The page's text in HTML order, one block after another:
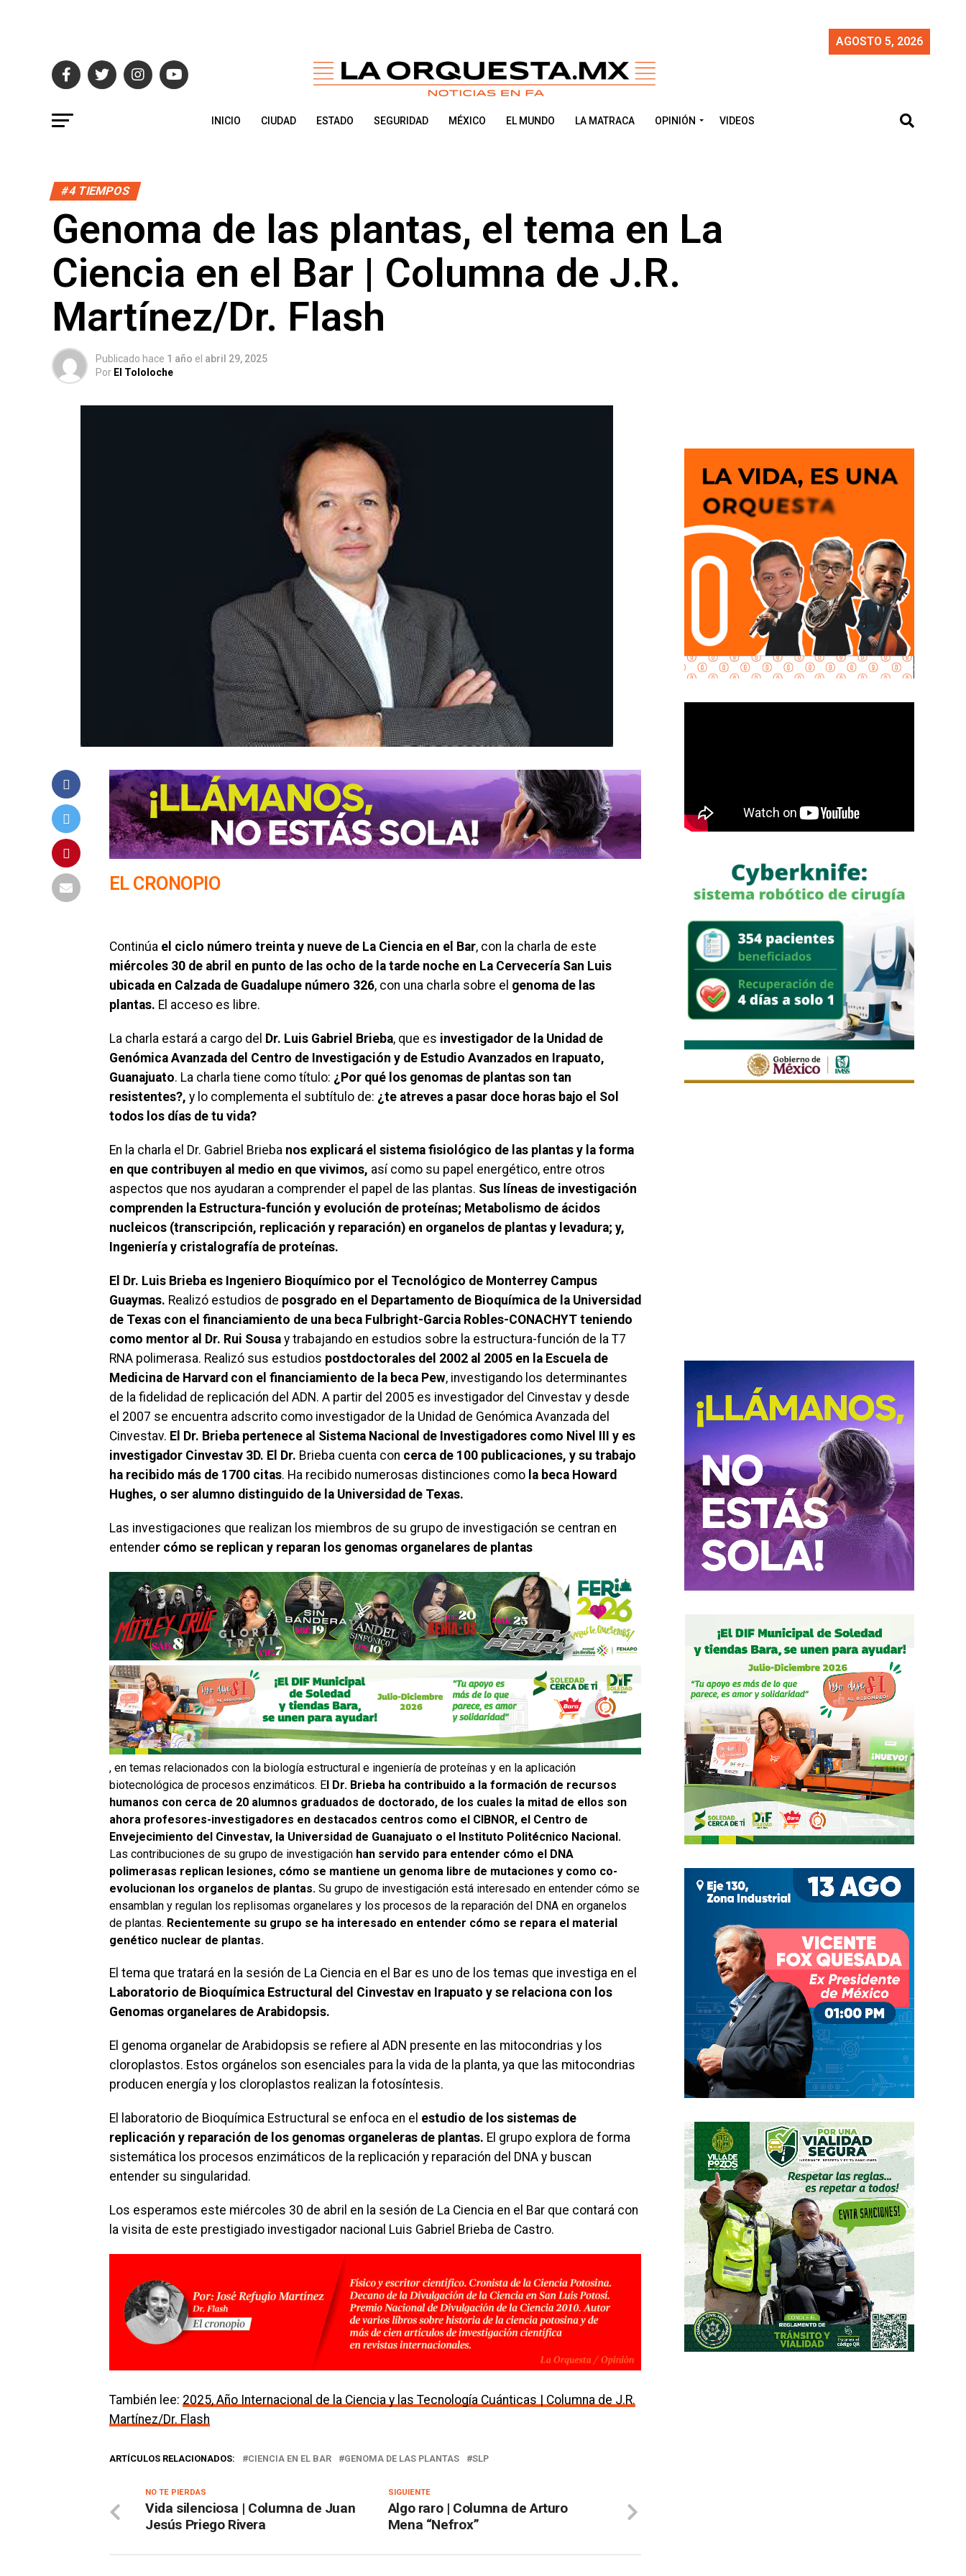
AGOSTO 5, 2026
INICIO CIUDAD ESTADO SEGURIDAD MÉXICO EL MUNDO LA MATRACA OPINIÓN VIDEOS
#4 TIEMPOS
Genoma de las plantas, el tema en La
Ciencia en el Bar | Columna de J.R.
Martínez/Dr. Flash
Publicado hace 1 año el abril 29, 2025
Por El Tololoche
EL CRONOPIO
Continúa el ciclo número treinta y nueve de La Ciencia en el Bar, con la charla de este
miércoles 30 de abril en punto de las ocho de la tarde noche en La Cervecería San Luis
ubicada en Calzada de Guadalupe número 326, con una charla sobre el genoma de las
plantas. El acceso es libre.
La charla estará a cargo del Dr. Luis Gabriel Brieba, que es investigador de la Unidad de
Genómica Avanzada del Centro de Investigación y de Estudio Avanzados en Irapuato,
Guanajuato. La charla tiene como título: ¿Por qué los genomas de plantas son tan
resistentes?, y lo complementa el subtítulo de: ¿te atreves a pasar doce horas bajo el Sol
todos los días de tu vida?
En la charla el Dr. Gabriel Brieba nos explicará el sistema fisiológico de las plantas y la forma
en que contribuyen al medio en que vivimos, así como su papel energético, entre otros
aspectos que nos ayudaran a comprender el papel de las plantas. Sus líneas de investigación
comprenden la Estructura-función y evolución de proteínas; Metabolismo de ácidos
nucleicos (transcripción, replicación y reparación) en organelos de plantas y levadura; y,
Ingeniería y cristalografía de proteínas.
El Dr. Luis Brieba es Ingeniero Bioquímico por el Tecnológico de Monterrey Campus
Guaymas. Realizó estudios de posgrado en el Departamento de Bioquímica de la Universidad
de Texas con el financiamiento de una beca Fulbright-Garcia Robles-CONACHYT teniendo
como mentor al Dr. Rui Sousa y trabajando en estudios sobre la estructura-función de la T7
RNA polimerasa. Realizó sus estudios postdoctorales del 2002 al 2005 en la Escuela de
Medicina de Harvard con el financiamiento de la beca Pew, investigando los determinantes
de la fidelidad de replicación del ADN. A partir del 2005 es investigador del Cinvestav y desde
el 2007 se encuentra adscrito como investigador de la Unidad de Genómica Avanzada del
Cinvestav. El Dr. Brieba pertenece al Sistema Nacional de Investigadores como Nivel III y es
investigador Cinvestav 3D. El Dr. Brieba cuenta con cerca de 100 publicaciones, y su trabajo
ha recibido más de 1700 citas. Ha recibido numerosas distinciones como la beca Howard
Hughes, o ser alumno distinguido de la Universidad de Texas.
Las investigaciones que realizan los miembros de su grupo de investigación se centran en
entender cómo se replican y reparan los genomas organelares de plantas
, en temas relacionados con la biología estructural e ingeniería de proteínas y en la aplicación
biotecnológica de procesos enzimáticos. El Dr. Brieba ha contribuido a la formación de recursos
humanos con cerca de 20 alumnos graduados de doctorado, de los cuales la mitad de ellos son
ahora profesores-investigadores en destacados centros como el CIBNOR, el Centro de
Envejecimiento del Cinvestav, la Universidad de Guanajuato o el Instituto Politécnico Nacional.
Las contribuciones de su grupo de investigación han servido para entender cómo el DNA
polimerasas replican lesiones, cómo se mantiene un genoma libre de mutaciones y como co-
evolucionan los organelos de plantas. Su grupo de investigación está interesado en entender cómo se
ensamblan y regulan los replisomas organelares y los procesos de la reparación del DNA en organelos
de plantas. Recientemente su grupo se ha interesado en entender cómo se repara el material
genético nuclear de plantas.
El tema que tratará en la sesión de La Ciencia en el Bar es uno de los temas que investiga en el
Laboratorio de Bioquímica Estructural del Cinvestav en Irapuato y se relaciona con los
Genomas organelares de Arabidopsis.
El genoma organelar de Arabidopsis se refiere al ADN presente en las mitocondrias y los
cloroplastos. Estos orgánelos son esenciales para la vida de la planta, ya que las mitocondrias
producen energía y los cloroplastos realizan la fotosíntesis.
El laboratorio de Bioquímica Estructural se enfoca en el estudio de los sistemas de
replicación y reparación de los genomas organeleras de plantas. El grupo explora de forma
sistemática los procesos enzimáticos de la replicación y reparación del DNA y buscan
entender su singularidad.
Los esperamos este miércoles 30 de abril en la sesión de La Ciencia en el Bar que contará con
la visita de este prestigiado investigador nacional Luis Gabriel Brieba de Castro.
También lee: 2025, Año Internacional de la Ciencia y las Tecnología Cuánticas | Columna de J.R.
Martínez/Dr. Flash
ARTÍCULOS RELACIONADOS: CIENCIA EN EL BAR GENOMA DE LAS PLANTAS SLP
SIGUIENTE
Algo raro | Columna de Arturo
Mena “Nefrox”
NO TE PIERDAS
Vida silenciosa | Columna de Juan
Jesús Priego Rivera